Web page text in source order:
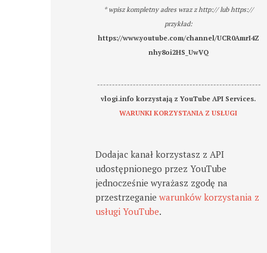
* wpisz kompletny adres wraz z http:// lub https://
przykład:
https://www.youtube.com/channel/UCR0AmrI4Z
nhy8oi2HS_UwVQ
-------------------------------------------------------
vlogi.info korzystają z YouTube API Services.
WARUNKI KORZYSTANIA Z USŁUGI
Dodajac kanał korzystasz z API
udostępnionego przez YouTube
jednocześnie wyrażasz zgodę na
przestrzeganiewarunków korzystania z
usługi YouTube.